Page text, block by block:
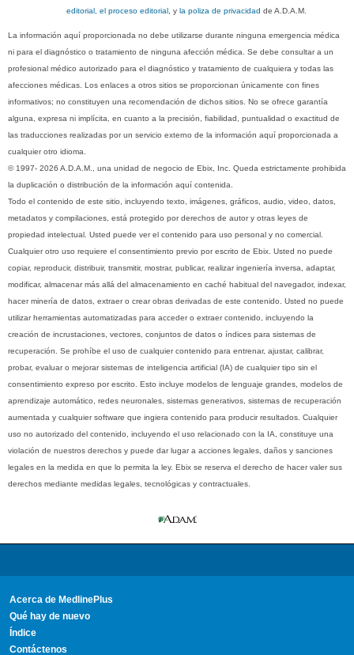
editorial, el proceso editorial , yla poliza de privacidad de A.D.A.M.
La información aquí proporcionada no debe utilizarse durante ninguna emergencia médica
ni para el diagnóstico o tratamiento de ninguna afección médica. Se debe consultar a un
profesional médico autorizado para el diagnóstico y tratamiento de cualquiera y todas las
afecciones médicas. Los enlaces a otros sitios se proporcionan únicamente con fines
informativos; no constituyen una recomendación de dichos sitios. No se ofrece garantía
alguna, expresa ni implícita, en cuanto a la precisión, fiabilidad, puntualidad o exactitud de
las traducciones realizadas por un servicio externo de la información aquí proporcionada a
cualquier otro idioma.
© 1997- 2026 A.D.A.M., una unidad de negocio de Ebix, Inc. Queda estrictamente prohibida
la duplicación o distribución de la información aquí contenida.
Todo el contenido de este sitio, incluyendo texto, imágenes, gráficos, audio, video, datos,
metadatos y compilaciones, está protegido por derechos de autor y otras leyes de
propiedad intelectual. Usted puede ver el contenido para uso personal y no comercial.
Cualquier otro uso requiere el consentimiento previo por escrito de Ebix. Usted no puede
copiar, reproducir, distribuir, transmitir, mostrar, publicar, realizar ingeniería inversa, adaptar,
modificar, almacenar más allá del almacenamiento en caché habitual del navegador, indexar,
hacer minería de datos, extraer o crear obras derivadas de este contenido. Usted no puede
utilizar herramientas automatizadas para acceder o extraer contenido, incluyendo la
creación de incrustaciones, vectores, conjuntos de datos o índices para sistemas de
recuperación. Se prohíbe el uso de cualquier contenido para entrenar, ajustar, calibrar,
probar, evaluar o mejorar sistemas de inteligencia artificial (IA) de cualquier tipo sin el
consentimiento expreso por escrito. Esto incluye modelos de lenguaje grandes, modelos de
aprendizaje automático, redes neuronales, sistemas generativos, sistemas de recuperación
aumentada y cualquier software que ingiera contenido para producir resultados. Cualquier
uso no autorizado del contenido, incluyendo el uso relacionado con la IA, constituye una
violación de nuestros derechos y puede dar lugar a acciones legales, daños y sanciones
legales en la medida en que lo permita la ley. Ebix se reserva el derecho de hacer valer sus
derechos mediante medidas legales, tecnológicas y contractuales.
Acerca de MedlinePlus
Qué hay de nuevo
Índice
Contáctenos